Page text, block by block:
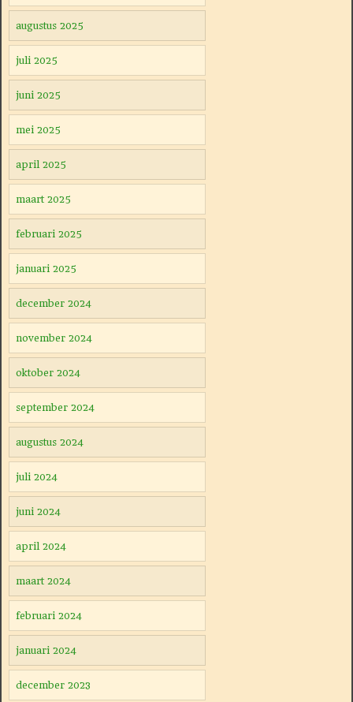
augustus 2025
juli 2025
juni 2025
mei 2025
april 2025
maart 2025
februari 2025
januari 2025
december 2024
november 2024
oktober 2024
september 2024
augustus 2024
juli 2024
juni 2024
april 2024
maart 2024
februari 2024
januari 2024
december 2023